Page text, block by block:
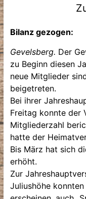
Bilanz gezogen:
Gevelsberg. Der
zu Beginn diesen
neue Mitglieder
beigetreten.
Bei ihrer
Freitag konnte der
Mitgliederzahl
hatte der
Bis März hat sich
erhöht.
Zur
Juliushöhe